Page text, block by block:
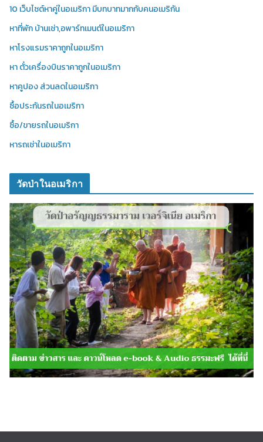
10 เว็บไซต์หาคู่ในอเมริกา มีบทบาทมากกับคนอเมริกัน
หาที่พัก บ้านเช่า,อพาร์ทเมนต์ในอเมริกา
หาโรงแรมราคาถูกในอเมริกา
หา ตั๋วเครื่องบินราคาถูกในอเมริกา
หาคูปอง ส่วนลดในอเมริกา
ซื้อประกันรถในอเมริกา
ซื้อ/ขายรถในอเมริกา
หารถเช่าในอเมริกา
วัดป่าในอเมริกา